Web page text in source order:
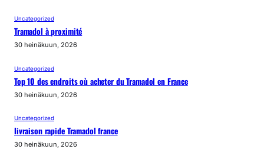
Uncategorized
Tramadol à proximité
30 heinäkuun, 2026
Uncategorized
Top 10 des endroits où acheter du Tramadol en France
30 heinäkuun, 2026
Uncategorized
livraison rapide Tramadol france
30 heinäkuun, 2026